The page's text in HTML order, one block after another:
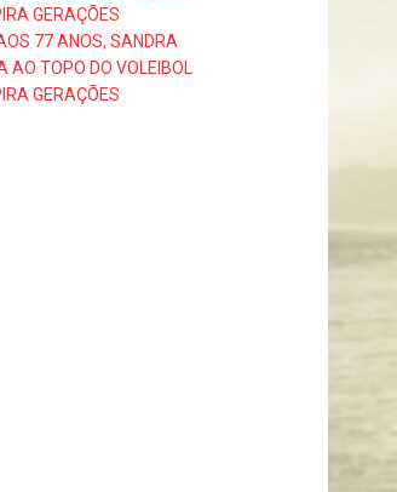
GERAÇÕES
77 ANOS, SANDRA
AO TOPO DO VOLEIBOL
GERAÇÕES